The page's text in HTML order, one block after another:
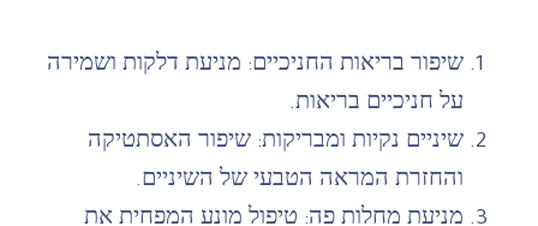
שיפור בריאות החניכיים: מניעת דלקות ושמירה
על חניכיים בריאות.
שיניים נקיות ומבריקות: שיפור האסתטיקה
והחזרת המראה הטבעי של השיניים.
מניעת מחלות פה: טיפול מונע המפחית את